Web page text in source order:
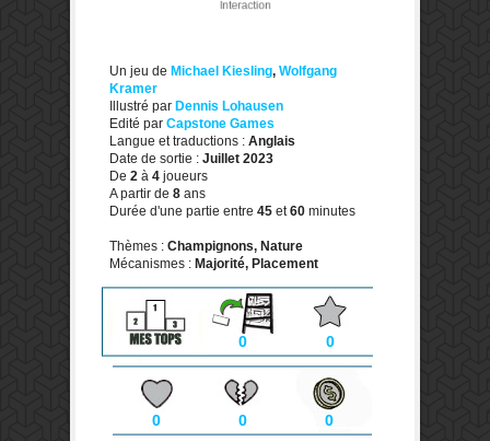
Un jeu de Michael Kiesling, Wolfgang
Kramer
Illustré par Dennis Lohausen
Edité par Capstone Games
Langue et traductions : Anglais
Date de sortie : Juillet 2023
De 2 à 4 joueurs
A partir de 8 ans
Durée d'une partie entre 45 et60 minutes
Thèmes : Champignons, Nature
Mécanismes : Majorité, Placement
0 0
0 0 0